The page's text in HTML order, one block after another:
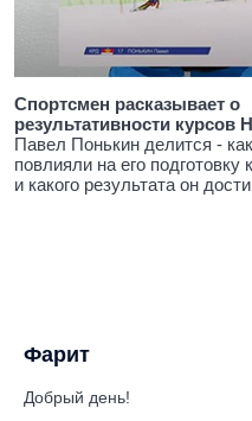
Спортсмен расказывает о
результативности курсов
Павел Понькин делится -
повлияли на его подготовку
и какого результата он
Фарит
Добрый день!